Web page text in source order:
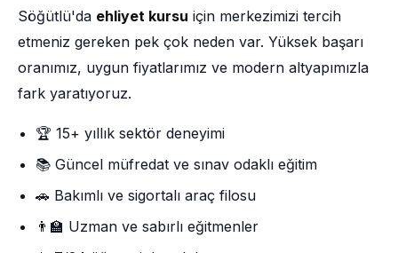
Söğütlü'da ehliyet kursu için merkezimizi tercih
etmeniz gereken pek çok neden var. Yüksek başarı
oranımız, uygun fiyatlarımız ve modern altyapımızla
fark yaratıyoruz.
🏆 15+ yıllık sektör deneyimi
📚 Güncel müfredat ve sınav odaklı eğitim
🚗 Bakımlı ve sigortalı araç filosu
👨‍🏫 Uzman ve sabırlı eğitmenler